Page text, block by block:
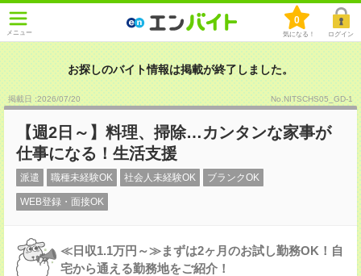
メニュー
0
気になる！ ログイン
お探しのバイト情報は掲載が終了しました。
掲載日 :2026/07/20 No.NITSCHS05_GD-1
【週2日～】料理、掃除…カンタンな家事が
仕事になる！生活支援
派遣 職種未経験OK 社会人未経験OK ブランクOK
WEB登録・面接OK
≪日収1.1万円～≫まずは2ヶ月のお試し勤務OK！自
宅から通える勤務地をご紹介！